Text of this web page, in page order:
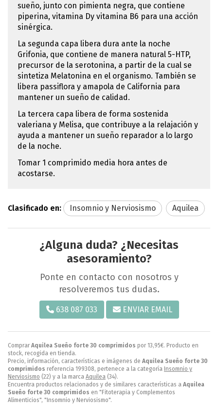
Comprar Aquilea Sueño forte 30 comprimidos por 13,95€. Producto en
stock, recogida en tienda.
Precio, información, características e imágenes de Aquilea Sueño forte 30
comprimidos referencia 199308, pertenece a la categoría Insomnio y
Nerviosismo (22) y a la marca Aquilea (34).
Encuentra productos relacionados y de similares características a Aquilea
Sueño forte 30 comprimidos en "Fitoterapia y Complementos
Alimenticios", "Insomnio y Nerviosismo".
sueño, junto con pimienta negra, que contiene
piperina, vitamina Dy vitamina B6 para una acción
sinérgica.
La segunda capa libera dura ante la noche
Grifonia, que contiene de manera natural 5-HTP,
precursor de la serotonina, a partir de la cual se
sintetiza Melatonina en el organismo. También se
libera passiflora y amapola de California para
mantener un sueño de calidad.
La tercera capa libera de forma sostenida
valeriana y Melisa, que contribuye a la relajación y
ayuda a mantener un sueño reparador a lo largo
de la noche.
Tomar 1 comprimido media hora antes de
acostarse.
Clasificado en: Insomnio y Nerviosismo Aquilea
¿Alguna duda? ¿Necesitas
asesoramiento?
Ponte en contacto con nosotros y
resolveremos tus dudas.
638 087 033 ENVIAR EMAIL